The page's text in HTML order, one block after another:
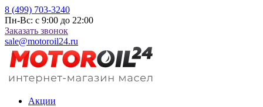
8 (499) 703-3240
Пн-Вс: с 9:00 до 22:00
Заказать звонок
sale@motoroil24.ru
Акции